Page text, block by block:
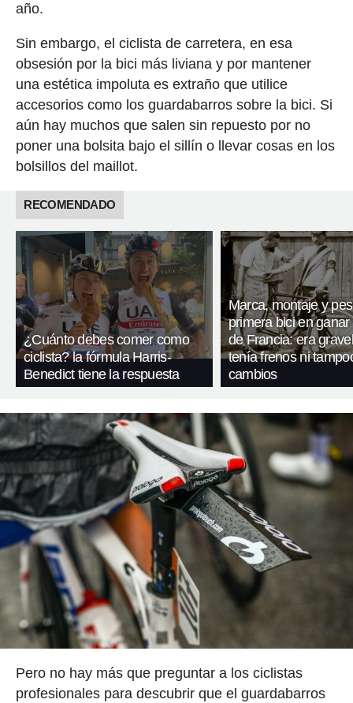
año.
Sin embargo, el ciclista de carretera, en esa
obsesión por la bici más liviana y por mantener
una estética impoluta es extraño que utilice
accesorios como los guardabarros sobre la bici. Si
aún hay muchos que salen sin repuesto por no
poner una bolsita bajo el sillín o llevar cosas en los
bolsillos del maillot.
RECOMENDADO
¿Cuánto debes comer como
ciclista? la fórmula Harris-
Benedict tiene la respuesta
Marca, montaje y
primera bici en ganar
de Francia: era
tenía frenos ni
cambios
Pero no hay más que preguntar a los ciclistas
profesionales para descubrir que el guardabarros